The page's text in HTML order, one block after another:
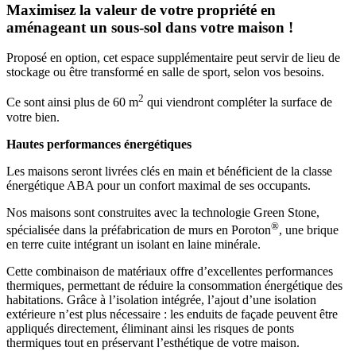
Maximisez la valeur de votre propriété en
aménageant un sous-sol dans votre maison !
Proposé en option, cet espace supplémentaire peut servir de lieu de
stockage ou être transformé en salle de sport, selon vos besoins.
Ce sont ainsi plus de 60 m2 qui viendront compléter la surface de
votre bien.
Hautes performances énergétiques
Les maisons seront livrées clés en main et bénéficient de la classe
énergétique ABA pour un confort maximal de ses occupants.
Nos maisons sont construites avec la technologie Green Stone,
spécialisée dans la préfabrication de murs en Poroton®, une brique
en terre cuite intégrant un isolant en laine minérale.
Cette combinaison de matériaux offre d’excellentes performances
thermiques, permettant de réduire la consommation énergétique des
habitations. Grâce à l’isolation intégrée, l’ajout d’une isolation
extérieure n’est plus nécessaire : les enduits de façade peuvent être
appliqués directement, éliminant ainsi les risques de ponts
thermiques tout en préservant l’esthétique de votre maison.